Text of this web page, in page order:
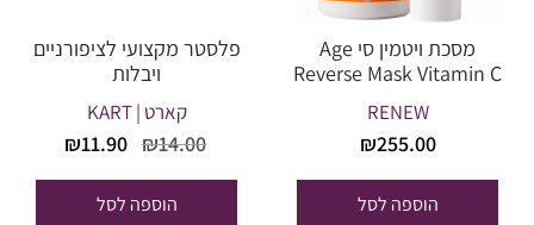
מסכת ויטמין סי Age
Reverse Mask Vitamin C
רניו – 250 מל
RENEW
₪255.00
הוספה לסל
פלסטר מקצועי לציפורניים
ויבלות
קארט | KART
₪14.00
המחיר
₪14.00.
₪11.90
הוספה לסל